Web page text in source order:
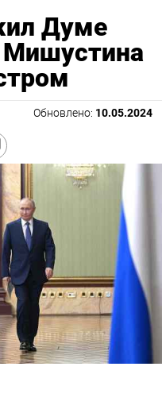
Думе
Мишустина
Обновлено: 10.05.2024